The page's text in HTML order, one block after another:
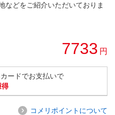
などをご紹介いただいておりま
7733 円
ードでお支払いで
得
コメリポイントについて